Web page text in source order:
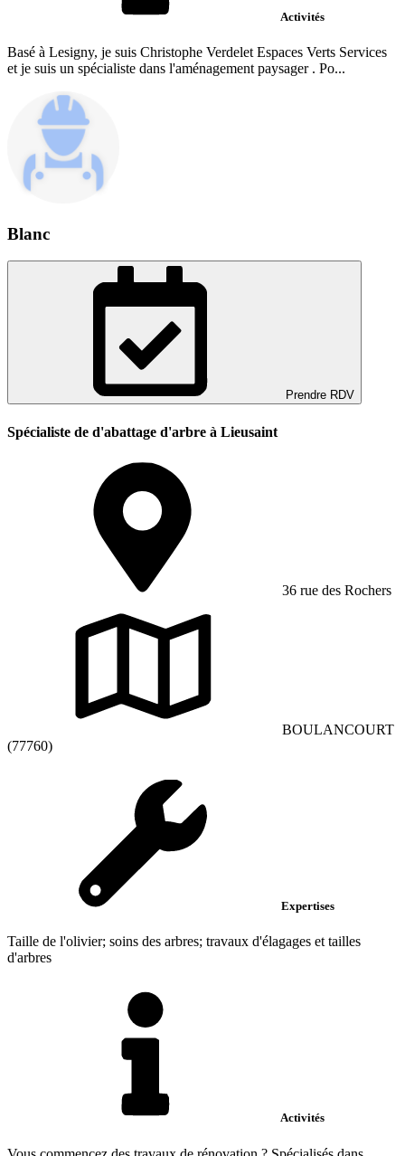
Activités
Basé à Lesigny, je suis Christophe Verdelet Espaces Verts Services
et je suis un spécialiste dans l'aménagement paysager . Po...
Blanc
Prendre RDV
Spécialiste de d'abattage d'arbre à Lieusaint
36 rue des Rochers
BOULANCOURT
(77760)
Expertises
Taille de l'olivier; soins des arbres; travaux d'élagages et tailles
d'arbres
Activités